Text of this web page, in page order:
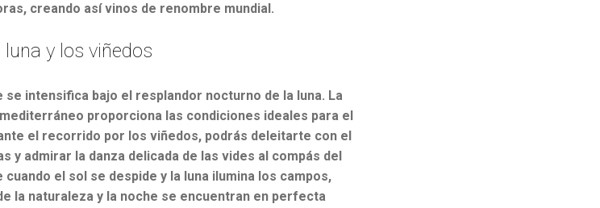
creando así vinos de renombre mundial.
y los viñedos
se intensifica bajo el resplandor nocturno de la luna. La
proporciona las condiciones ideales para el
el recorrido por los viñedos, podrás deleitarte con el
y admirar la danza delicada de las vides al compás del
el sol se despide y la luna ilumina los campos,
la naturaleza y la noche se encuentran en perfecta